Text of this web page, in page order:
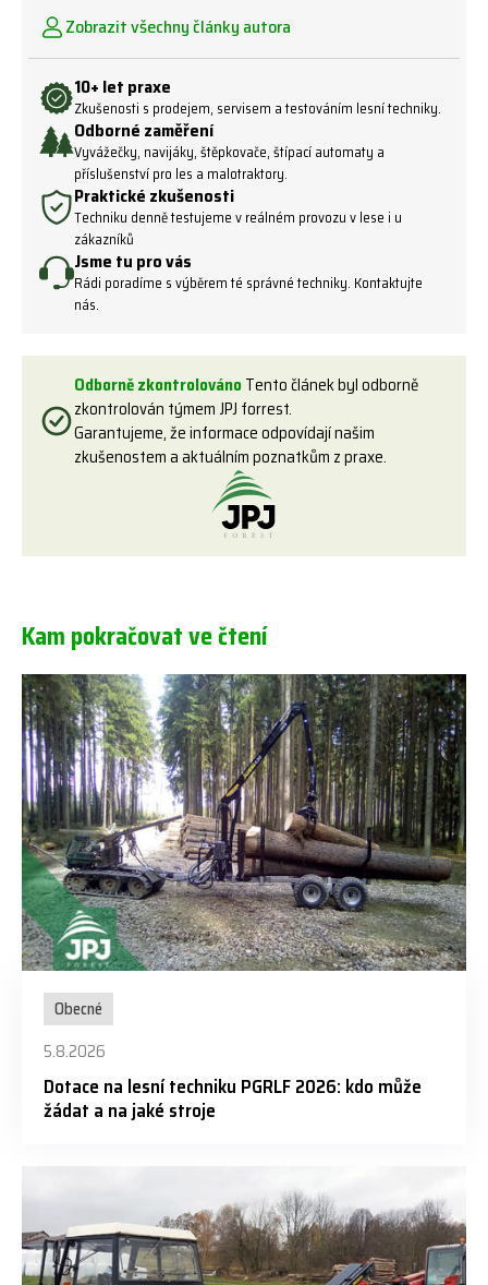
Zobrazit všechny články autora
10+ let praxe
Zkušenosti s prodejem, servisem a testováním lesní techniky.
Odborné zaměření
Vyvážečky, navijáky, štěpkovače, štípací automaty a
příslušenství pro les a malotraktory.
Praktické zkušenosti
Techniku denně testujeme v reálném provozu v lese i u
zákazníků
Jsme tu pro vás
Rádi poradíme s výběrem té správné techniky. Kontaktujte
nás.
Odborně zkontrolovánoTento článek byl odborně
zkontrolován týmem JPJ forrest.
Garantujeme, že informace odpovídají našim
zkušenostem a aktuálním poznatkům z praxe.
Kam pokračovat ve čtení
Obecné
5.8.2026
Dotace na lesní techniku PGRLF 2026: kdo může
žádat a na jaké stroje